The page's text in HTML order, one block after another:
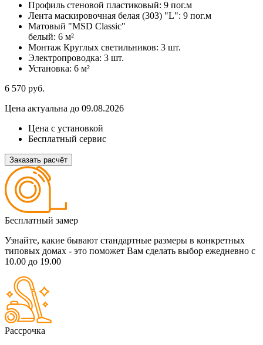
Профиль стеновой пластиковый: 9 пог.м
Лента маскировочная белая (303) "L": 9 пог.м
Матовый "MSD Classic"
белый: 6 м²
Монтаж Круглых светильников: 3 шт.
Электропроводка: 3 шт.
Установка: 6 м²
6 570 руб.
Цена актуальна до 09.08.2026
Цена с установкой
Бесплатный сервис
Заказать расчёт
Бесплатный замер
Узнайте, какие бывают стандартные размеры в конкретных
типовых домах - это поможет Вам сделать выбор ежедневно с
10.00 до 19.00
Рассрочка